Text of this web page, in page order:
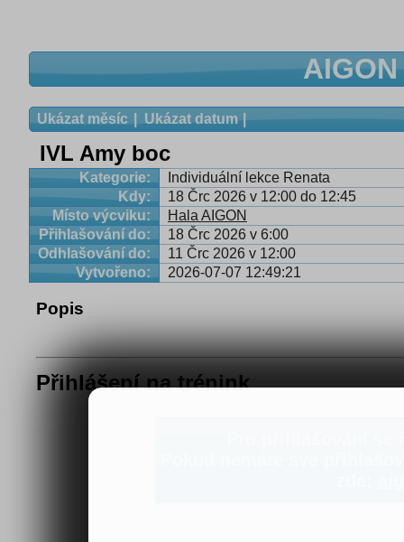
Ukázat měsíc Ukázat datum
IVL Amy boc
Kategorie:
Individuální lekce Renata
Kdy:
18 Črc 2026 v 12:00 do 12:45
Místo výcviku:
Hala AIGON
Přihlašování do:
18 Črc 2026 v 6:00
Odhlašování do:
11 Črc 2026 v 12:00
Vytvořeno:
2026-07-07 12:49:21
Popis
Přihlášení na trénink